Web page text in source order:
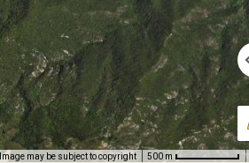
Image may be subject to copyright 500 m